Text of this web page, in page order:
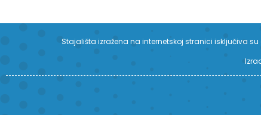
Stajališta izražena na internetskoj stranici isključiva